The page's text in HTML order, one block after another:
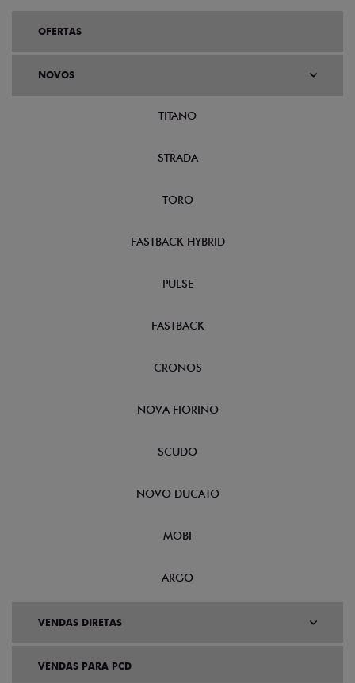
OFERTAS
NOVOS
TITANO
STRADA
TORO
FASTBACK HYBRID
PULSE
FASTBACK
CRONOS
NOVA FIORINO
SCUDO
NOVO DUCATO
MOBI
ARGO
VENDAS DIRETAS
VENDAS PARA PCD